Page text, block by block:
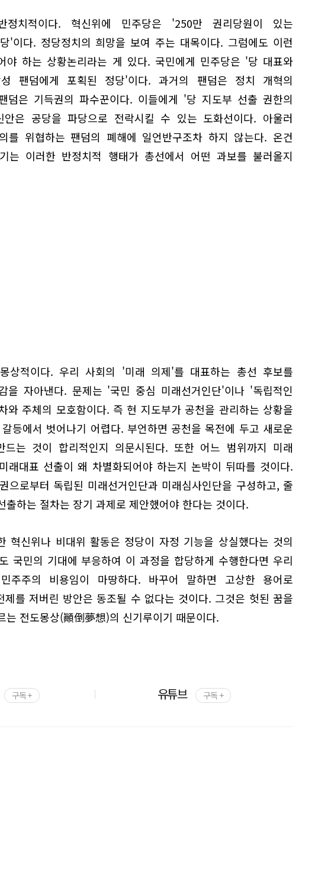
정치적이다. 혁신위에 민주당은 '250만 권리당원이 있는
'이다. 정당정치의 희망을 보여 주는 대목이다. 그럼에도 이런
야 하는 상황논리라는 게 있다. 국민에게 민주당은 '당 대표와
팬덤에게 포획된 정당'이다. 과거의 팬덤은 정치 개혁의
덤은 기득권의 파수꾼이다. 이들에게 '당 지도부 선출 권한의
은 공당을 파당으로 전락시킬 수 있는 도화선이다. 아울러
를 위협하는 팬덤의 폐해에 일언반구조차 하지 않는다. 온건
는 이러한 반정치적 행태가 총선에서 어떤 과보를 불러올지
상적이다. 우리 사회의 '미래 의제'를 대표하는 총선 후보를
을 자아낸다. 문제는 '국민 중심 미래선거인단'이나 '독립적인
와 주체의 모호함이다. 즉 현 지도부가 공천을 관리하는 상황을
등에서 벗어나기 어렵다. 부언하면 공천을 목전에 두고 새로운
드는 것이 합리적인지 의문시된다. 또한 어느 범위까지 미래
래대표 선출이 왜 차별화되어야 하는지 논박이 뒤따를 것이다.
으로부터 독립된 미래선거인단과 미래심사인단을 구성하고, 줄
출하는 절차는 장기 과제로 제안했어야 한다는 것이다.
혁신위나 비대위 활동은 정당이 자정 기능을 상실했다는 것의
국민의 기대에 부응하여 이 과정을 합당하게 수행한다면 우리
주주의 비용임이 마땅하다. 바꾸어 말하면 고상한 용어로
제를 저버린 방안은 동조될 수 없다는 것이다. 그것은 헛된 꿈을
는 전도몽상(顚倒夢想)의 신기루이기 때문이다.
구독 + 유튜브 구독 +